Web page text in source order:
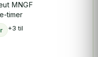
MNGF
timer
+3 til